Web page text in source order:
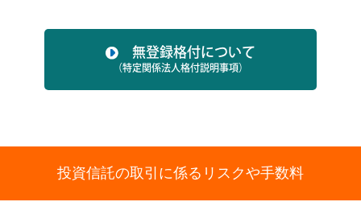
無登録格付について
（特定関係法人格付説明事項）
投資信託の取引に係るリスクや手数料